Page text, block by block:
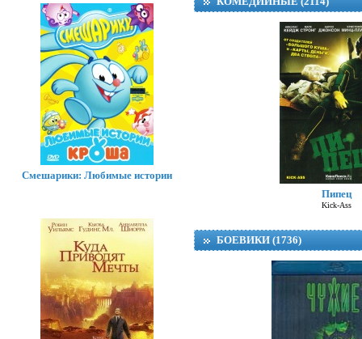
Пипец
Kick-Ass
БОЕВИКИ (1736)
Смешарики: Любимые истории